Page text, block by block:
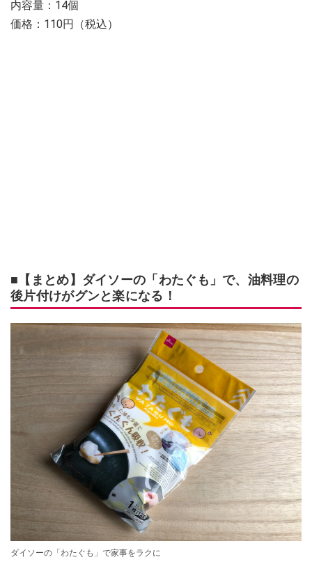
内容量：14個
価格：110円（税込）
■【まとめ】ダイソーの「わたぐも」で、油料理の
後片付けがグンと楽になる！
ダイソーの「わたぐも」で家事をラクに